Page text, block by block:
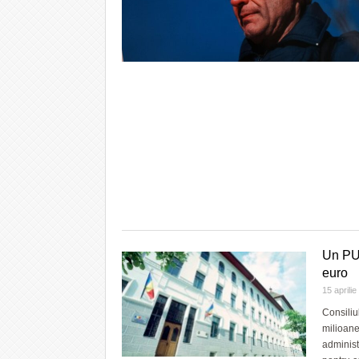
Un
euro
15 aprilie